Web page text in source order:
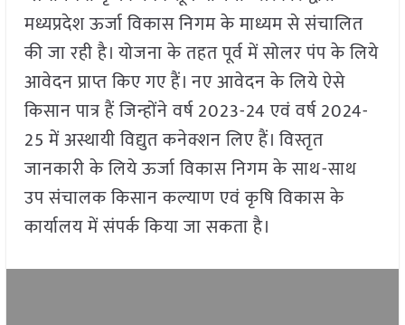
मध्यप्रदेश ऊर्जा विकास निगम के माध्यम से संचालित
की जा रही है। योजना के तहत पूर्व में सोलर पंप के लिये
आवेदन प्राप्त किए गए हैं। नए आवेदन के लिये ऐसे
किसान पात्र हैं जिन्होंने वर्ष 2023-24 एवं वर्ष 2024-
25 में अस्थायी विद्युत कनेक्शन लिए हैं। विस्तृत
जानकारी के लिये ऊर्जा विकास निगम के साथ-साथ
उप संचालक किसान कल्याण एवं कृषि विकास के
कार्यालय में संपर्क किया जा सकता है।